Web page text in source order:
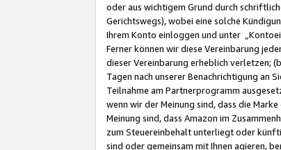
oder aus wichtigem Grund durch
Gerichtswegs), wobei eine solche
Ihrem Konto einloggen und unter
Ferner können wir diese Vereinbarung
dieser Vereinbarung erheblich verletzen;
Tagen nach unserer Benachrichtigung an
Teilnahme am Partnerprogramm
wenn wir der Meinung sind, dass die
Meinung sind, dass Amazon im
zum Steuereinbehalt unterliegt oder
sind oder gemeinsam mit Ihnen agieren,